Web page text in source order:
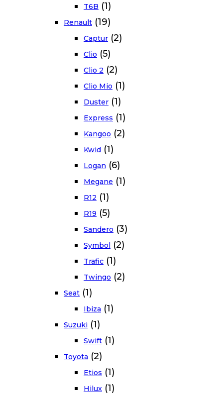
T6B (1)
Renault (19)
Captur (2)
Clio (5)
Clio 2 (2)
Clio Mio (1)
Duster (1)
Express (1)
Kangoo (2)
Kwid (1)
Logan (6)
Megane (1)
R12 (1)
R19 (5)
Sandero (3)
Symbol (2)
Trafic (1)
Twingo (2)
Seat (1)
Ibiza (1)
Suzuki (1)
Swift (1)
Toyota (2)
Etios (1)
Hilux (1)